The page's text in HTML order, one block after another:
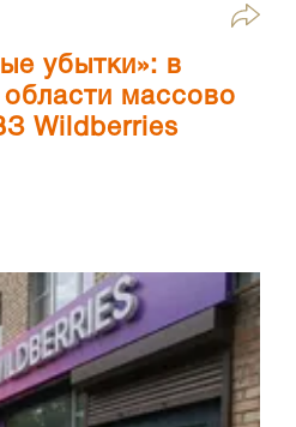
убытки»: в
области массово
Wildberries